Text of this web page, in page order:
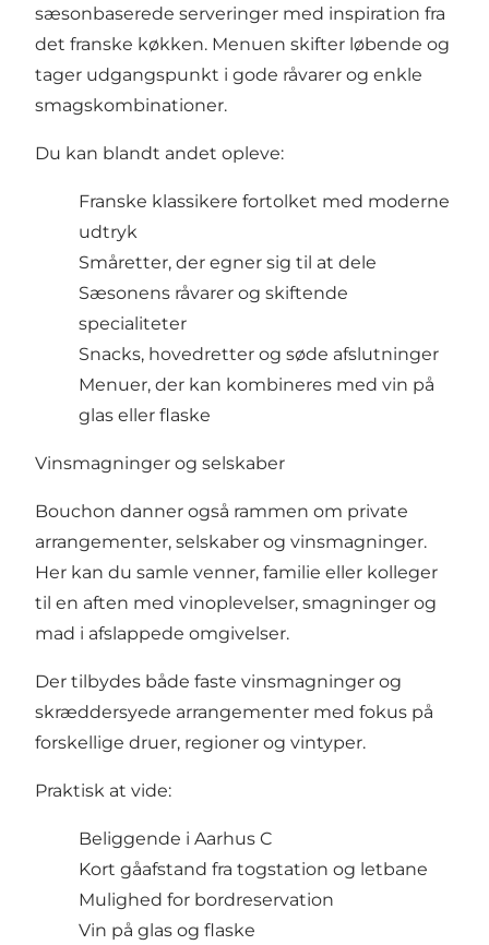
sæsonbaserede serveringer med inspiration fra
det franske køkken. Menuen skifter løbende og
tager udgangspunkt i gode råvarer og enkle
smagskombinationer.
Du kan blandt andet opleve:
Franske klassikere fortolket med moderne
udtryk
Småretter, der egner sig til at dele
Sæsonens råvarer og skiftende
specialiteter
Snacks, hovedretter og søde afslutninger
Menuer, der kan kombineres med vin på
glas eller flaske
Vinsmagninger og selskaber
Bouchon danner også rammen om private
arrangementer, selskaber og vinsmagninger.
Her kan du samle venner, familie eller kolleger
til en aften med vinoplevelser, smagninger og
mad i afslappede omgivelser.
Der tilbydes både faste vinsmagninger og
skræddersyede arrangementer med fokus på
forskellige druer, regioner og vintyper.
Praktisk at vide:
Beliggende i Aarhus C
Kort gåafstand fra togstation og letbane
Mulighed for bordreservation
Vin på glas og flaske